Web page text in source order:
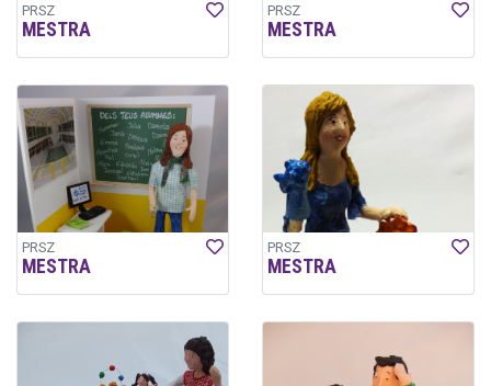
PRSZ
MESTRA
PRSZ
MESTRA
PRSZ
MESTRA
PRSZ
MESTRA